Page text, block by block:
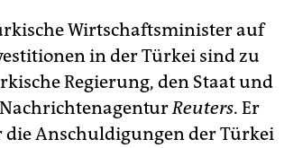
Wirtschaftsminister auf
in der Türkei sind zu
Regierung, den Staat und
NachrichtenagenturReuters. Er
Anschuldigungen der Türkei